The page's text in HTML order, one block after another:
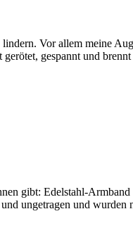
Vor allem meine
gespannt und
gibt: Edelstahl-
ungetragen und